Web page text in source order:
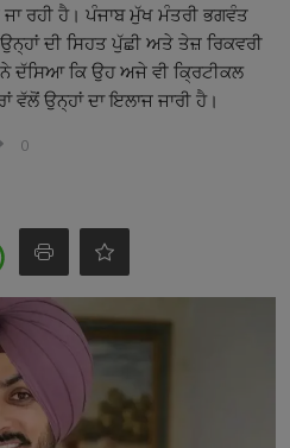
ਜਾ ਰਹੀ ਹੈ। ਪੰਜਾਬ ਮੁੱਖ ਮੰਤਰੀ ਭਗਵੰਤ
ਦੀ ਸਿਹਤ ਪੁੱਛੀ ਅਤੇ ਤੇਜ਼ ਰਿਕਵਰੀ
ਦੱਸਿਆ ਕਿ ਉਹ ਅਜੇ ਵੀ ਕ੍ਰਿਟੀਕਲ
ਵੱਲੋਂ ਉਨ੍ਹਾਂ ਦਾ ਇਲਾਜ ਜਾਰੀ ਹੈ।
0